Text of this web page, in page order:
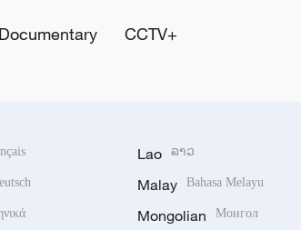
Documentary CCTV+
Lao ລາວ
Malay Bahasa Melayu
Mongolian Монгол